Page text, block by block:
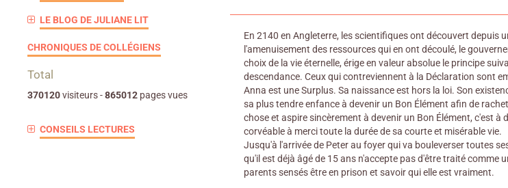
En 2140 en Angleterre, les scientifiques ont découvert
l'amenuisement des ressources qui en ont découlé, le
choix de la vie éternelle, érige en valeur absolue le principe
descendance. Ceux qui contreviennent à la Déclaration sont
Anna est une Surplus. Sa naissance est hors la loi. Son
sa plus tendre enfance à devenir un Bon Élément afin de
chose et aspire sincèrement à devenir un Bon Élément, c'est
corvéable à merci toute la durée de sa courte et misérable vie.
Jusqu'à l'arrivée de Peter au foyer qui va bouleverser toutes
qu'il est déjà âgé de 15 ans n'accepte pas d'être traité comme
parents sensés être en prison et savoir qui elle est vraiment.
LE BLOG DE JULIANE LIT
CHRONIQUES DE COLLÉGIENS
Total
370120visiteurs -865012 pages vues
CONSEILS LECTURES